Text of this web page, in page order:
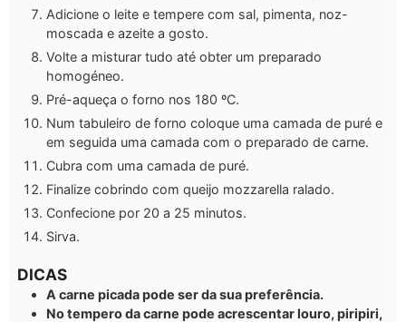
Adicione o leite e tempere com sal, pimenta, noz-
moscada e azeite a gosto.
Volte a misturar tudo até obter um preparado
homogéneo.
Pré-aqueça o forno nos 180 ºC.
Num tabuleiro de forno coloque uma camada de puré e
em seguida uma camada com o preparado de carne.
Cubra com uma camada de puré.
Finalize cobrindo com queijo mozzarella ralado.
Confecione por 20 a 25 minutos.
Sirva.
DICAS
A carne picada pode ser da sua preferência.
No tempero da carne pode acrescentar louro, piripiri,